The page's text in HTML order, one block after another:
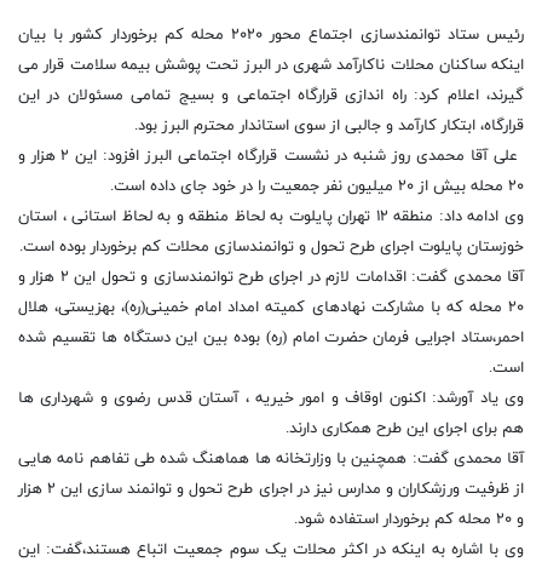
رئیس ستاد توانمندسازی اجتماع محور ۲۰۲۰ محله کم برخوردار کشور با بیان
اینکه ساکنان محلات ناکارآمد شهری در البرز تحت پوشش بیمه سلامت قرار می
گیرند، اعلام کرد: راه اندازی قرارگاه اجتماعی و بسیج تمامی مسئولان در این
قرارگاه، ابتکار کارآمد و جالبی از سوی استاندار محترم البرز بود.
علی آقا محمدی روز شنبه در نشست قرارگاه اجتماعی البرز افزود: این ۲ هزار و
۲۰ محله بیش از ۲۰ میلیون نفر جمعیت را در خود جای داده است.
وی ادامه داد: منطقه ۱۲ تهران پایلوت به لحاظ منطقه و به لحاظ استانی ، استان
خوزستان پایلوت اجرای طرح تحول و توانمندسازی محلات کم برخوردار بوده است.
آقا محمدی گفت: اقدامات لازم در اجرای طرح توانمندسازی و تحول این ۲ هزار و
۲۰ محله که با مشارکت نهادهای کمیته امداد امام خمینی(ره)، بهزیستی، هلال
احمر،ستاد اجرایی فرمان حضرت امام (ره) بوده بین این دستگاه ها تقسیم شده
است.
وی یاد آورشد: اکنون اوقاف و امور خیریه ، آستان قدس رضوی و شهرداری ها
هم برای اجرای این طرح همکاری دارند.
آقا محمدی گفت: همچنین با وزارتخانه ها هماهنگ شده طی تفاهم نامه هایی
از ظرفیت ورزشکاران و مدارس نیز در اجرای طرح تحول و توانمند سازی این ۲ هزار
و ۲۰ محله کم برخوردار استفاده شود.
وی با اشاره به اینکه در اکثر محلات یک سوم جمعیت اتباع هستند،گفت: این